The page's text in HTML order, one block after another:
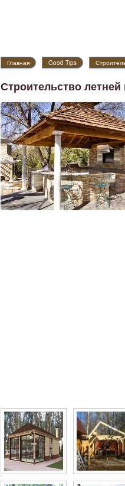
Главная Good Tips
Строительство